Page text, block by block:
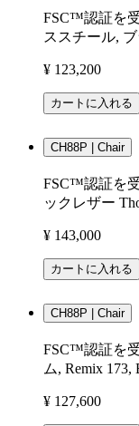
FSC™認証を
ススチール,
¥ 123,200
カートに入れる
CH88P | Chair
FSC™認証を
ックレザー
¥ 143,000
カートに入れる
CH88P | Chair
FSC™認証を
ム, Remix 173,
¥ 127,600